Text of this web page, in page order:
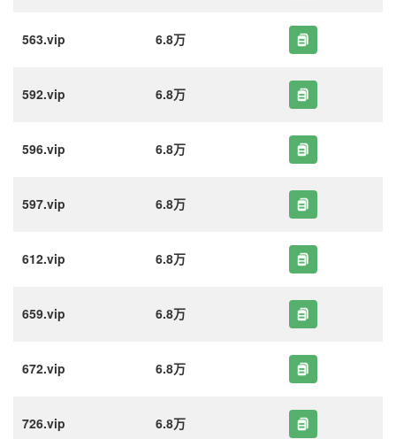
563.vip 6.8万
592.vip 6.8万
596.vip 6.8万
597.vip 6.8万
612.vip 6.8万
659.vip 6.8万
672.vip 6.8万
726.vip 6.8万